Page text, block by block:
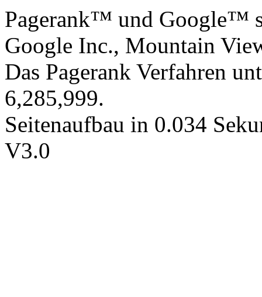
Pagerank™ und Google™
Google Inc., Mountain
Das Pagerank Verfahren
6,285,999.
Seitenaufbau in 0.034
V3.0